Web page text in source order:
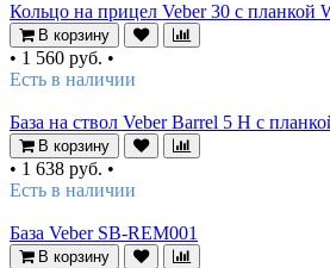
Кольцо на прицел Veber 30 с планкой
В корзину
• 1 560 руб. •
Есть в наличии
База на ствол Veber Barrel 5 H c
В корзину
• 1 638 руб. •
Есть в наличии
База Veber SB-REM001
В корзину